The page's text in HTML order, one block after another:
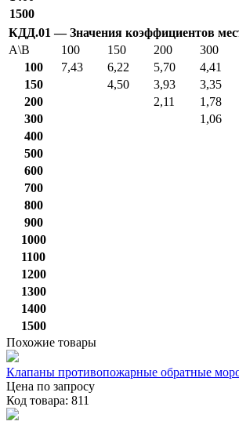
1500
КДД.01 — Значения коэффициентов
A\B
100 150 200 300
100
7,43 6,22 5,70 4,41
150
4,50 3,93 3,35
200
2,11 1,78
300
1,06
400
500
600
700
800
900
1000
1100
1200
1300
1400
1500
Похожие товары
Клапаны противопожарные обратные
Цена по запросу
Код товара: 811